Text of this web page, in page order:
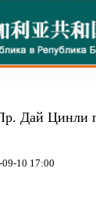
Дай Цинли
10 17:00